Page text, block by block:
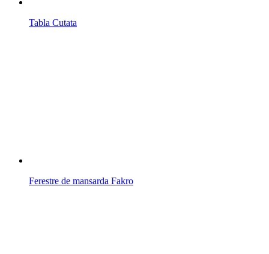
Tabla Cutata
Ferestre de mansarda Fakro